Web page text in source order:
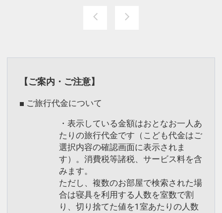
【ご案内・ご注意】
■ ご旅行代金について
・表示している金額はおとなお一人あ
たりの旅行代金です（こども代金はご
選択内容の確認画面に表示されま
す）。消費税等諸税、サービス料を含
みます。
ただし、複数のお部屋で検索された場
合は寝具を利用する人数を室数で割
り、切り捨てた値を1室あたりの人数